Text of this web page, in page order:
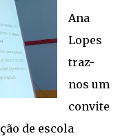
Ana
Lopes
traz-
nos um
convite
de escola